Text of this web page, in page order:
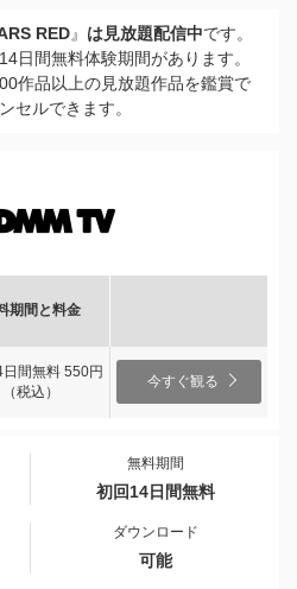
RED』 は見放題配信中です。
日間無料体験期間があります。
作品以上の見放題作品を鑑賞で
セルできます。
期間と料金
間無料 550円
（税込）
今すぐ観る
無料期間
初回14日間無料
ダウンロード
可能